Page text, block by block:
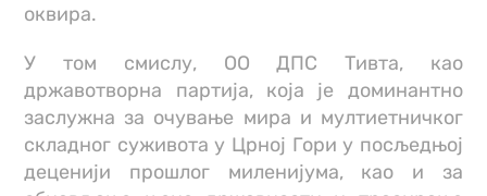
оквира.
У том смислу, ОО ДПС Тивта, као
државотворна партија, која је доминантно
заслужна за очување мира и мултиетничког
складног суживота у Црној Гори у посљедњој
деценији прошлог миленијума, као и за